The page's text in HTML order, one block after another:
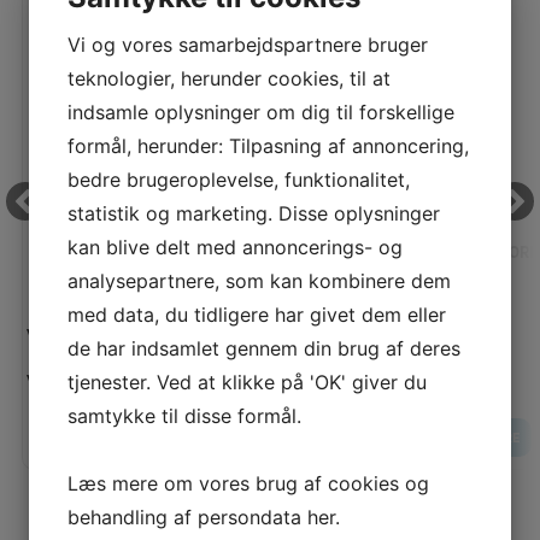
13%
BROTHER SPOLER
Vejl. pris:
80,00 KR
Vores pris:
Vi og vores samarbejdspartnere bruger
teknologier, herunder cookies, til at
indsamle oplysninger om dig til forskellige
formål, herunder: Tilpasning af annoncering,
bedre brugeroplevelse, funktionalitet,
statistik og marketing. Disse oplysninger
kan blive delt med annoncerings- og
analysepartnere, som kan kombinere dem
med data, du tidligere har givet dem eller
de har indsamlet gennem din brug af deres
tjenester. Ved at klikke på 'OK' giver du
samtykke til disse formål.
Læs mere om vores brug af cookies og
behandling af persondata her.